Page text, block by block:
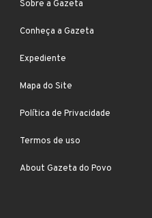
Sobre a Gazeta
Conheça a Gazeta
Expediente
Mapa do Site
Política de Privacidade
Termos de uso
About Gazeta do Povo